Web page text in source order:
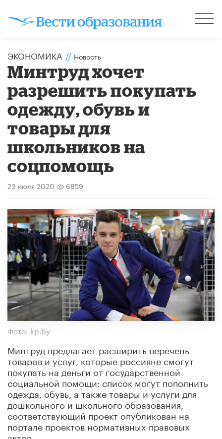
ЭКОНОМИКА // Новость
Минтруд хочет
разрешить покупать
одежду, обувь и
товары для
школьников на
соцпомощь
23 июля 2020 6859
Фото: kp.by
Минтруд предлагает расширить перечень
товаров и услуг, которые россияне смогут
покупать на деньги от государственной
социальной помощи: список могут пополнить
одежда, обувь, а также товары и услуги для
дошкольного и школьного образования,
соответствующий проект опубликован на
портале проектов нормативных правовых